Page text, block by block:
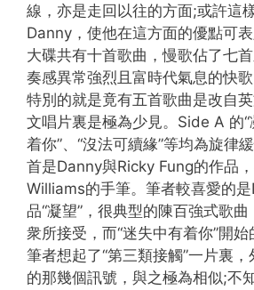
線，亦是走回以往的方面;或許這
Danny，使他在這方面的優點可表
大碟共有十首歌曲，慢歌佔了七
奏感異常強烈且富時代氣息的快
特別的就是竟有五首歌曲是改自
文唱片裏是極為少見。Side A 的“
着你”、“沒法可續緣”等均為旋律
首是Danny與Ricky Fung的作品
Williams的手筆。筆者較喜愛的
品“凝望”，很典型的陳百強式歌
衆所接受，而“迷失中有着你”開
筆者想起了“第三類接觸”一片裏
的那幾個訊號，與之極為相似;不